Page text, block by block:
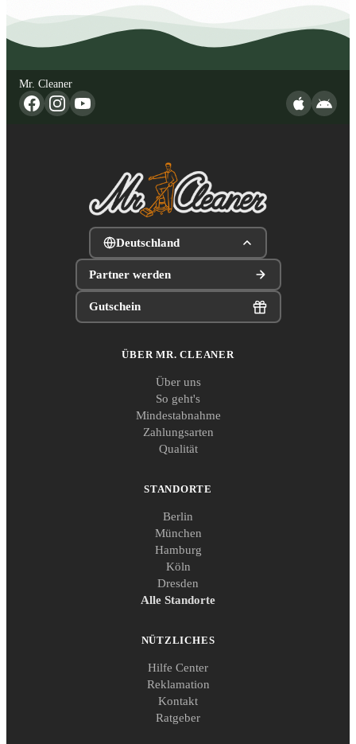
Mr. Cleaner
Deutschland
Partner werden
Gutschein
ÜBER MR. CLEANER
Über uns
So geht's
Mindestabnahme
Zahlungsarten
Qualität
STANDORTE
Berlin
München
Hamburg
Köln
Dresden
Alle Standorte
NÜTZLICHES
Hilfe Center
Reklamation
Kontakt
Ratgeber